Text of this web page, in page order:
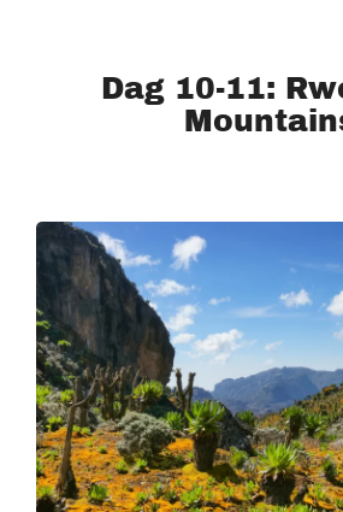
Dag 10-11: